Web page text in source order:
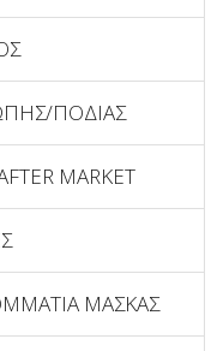
ΠΟΔΙΑΣ
MARKET
ΜΑΣΚΑΣ